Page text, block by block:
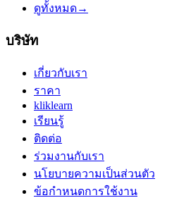
ดูทั้งหมด→
บริษัท
เกี่ยวกับเรา
ราคา
kliklearn
เรียนรู้
ติดต่อ
ร่วมงานกับเรา
นโยบายความเป็นส่วนตัว
ข้อกำหนดการใช้งาน